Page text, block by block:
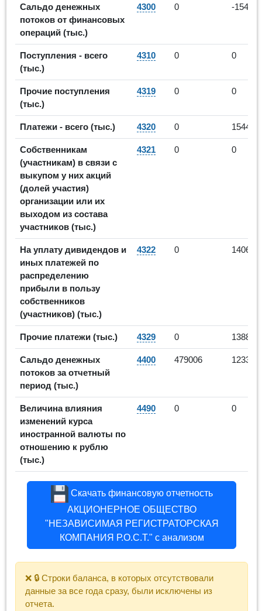
Сальдо денежных
потоков от финансовых
операций (тыс.)
4300 0 -154495
Поступления - всего
(тыс.)
4310 0 0
Прочие поступления
(тыс.)
4319 0 0
Платежи - всего (тыс.) 4320 0 154495
Собственникам
(участникам) в связи с
выкупом у них акций
(долей участия)
организации или их
выходом из состава
участников (тыс.)
4321 0 0
На уплату дивидендов и
иных платежей по
распределению
прибыли в пользу
собственников
(участников) (тыс.)
4322 0 140612
Прочие платежи (тыс.) 4329 0 13883
Сальдо денежных
потоков за отчетный
период (тыс.)
4400 479006 123388
Величина влияния
изменений курса
иностранной валюты по
отношению к рублю
(тыс.)
4490 0 0
Скачать финансовую отчетность
АКЦИОНЕРНОЕ ОБЩЕСТВО
"НЕЗАВИСИМАЯ РЕГИСТРАТОРСКАЯ
КОМПАНИЯ Р.О.С.Т." с анализом
❌ 🔒 Строки баланса, в которых отсутствовали
данные за все года сразу, были исключены из
отчета.